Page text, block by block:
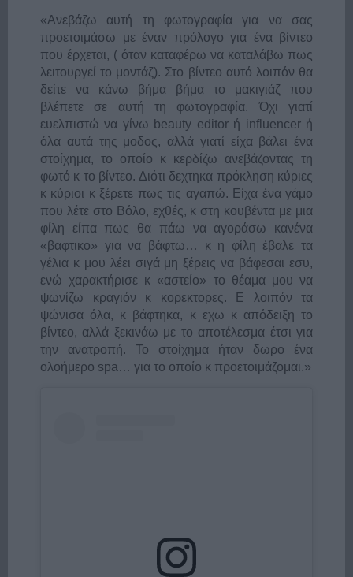
«Ανεβάζω αυτή τη φωτογραφία για να σας
προετοιμάσω με έναν πρόλογο για ένα βίντεο
που έρχεται, ( όταν καταφέρω να καταλάβω πως
λειτουργεί το μοντάζ). Στο βίντεο αυτό λοιπόν θα
δείτε να κάνω βήμα βήμα το μακιγιάζ που
βλέπετε σε αυτή τη φωτογραφία. Όχι γιατί
ευελπιστώ να γίνω beauty editor ή influencer ή
όλα αυτά της μοδος, αλλά γιατί είχα βάλει ένα
στοίχημα, το οποίο κ κερδίζω ανεβάζοντας τη
φωτό κ το βίντεο. Διότι δεχτηκα πρόκληση κύριες
κ κύριοι κ ξέρετε πως τις αγαπώ. Είχα ένα γάμο
που λέτε στο Βόλο, εχθές, κ στη κουβέντα με μια
φίλη είπα πως θα πάω να αγοράσω κανένα
«βαφτικο» για να βάφτω… κ η φίλη έβαλε τα
γέλια κ μου λέει σιγά μη ξέρεις να βάφεσαι εσυ,
ενώ χαρακτήρισε κ «αστείο» το θέαμα μου να
ψωνίζω κραγιόν κ κορεκτορες. Ε λοιπόν τα
ψώνισα όλα, κ βάφτηκα, κ εχω κ απόδειξη το
βίντεο, αλλά ξεκινάω με το αποτέλεσμα έτσι για
την ανατροπή. Το στοίχημα ήταν δωρο ένα
ολοήμερο spa… για το οποίο κ προετοιμάζομαι.»